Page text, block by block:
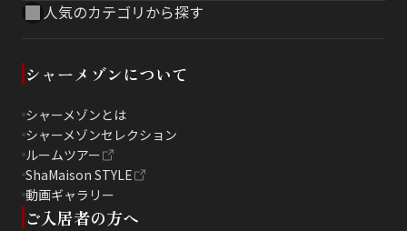
人気のカテゴリから探す
シャーメゾンについて
シャーメゾンとは
シャーメゾンセレクション
ルームツアー
ShaMaison STYLE
動画ギャラリー
ご入居者の方へ